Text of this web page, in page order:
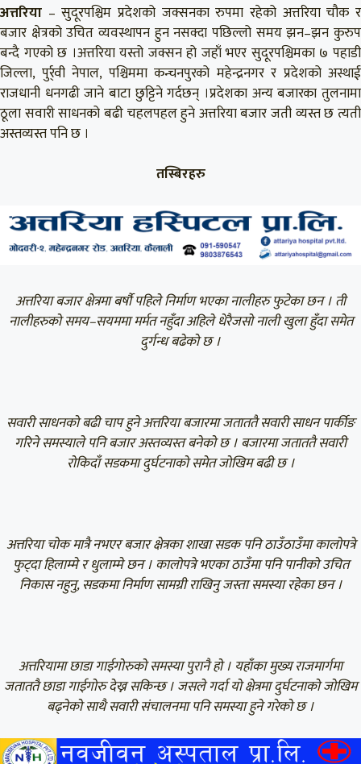
अत्तरिया – सुदूरपश्चिम प्रदेशको जक्सनका रुपमा रहेको अत्तरिया चौक र
बजार क्षेत्रको उचित व्यवस्थापन हुन नसक्दा पछिल्लो समय झन–झन कुरुप
बन्दै गएको छ ।अत्तरिया यस्तो जक्सन हो जहाँ भएर सुदूरपश्चिमका ७ पहाडी
जिल्ला, पुर्र्वी नेपाल, पश्चिममा कन्चनपुरको महेन्द्रनगर र प्रदेशको अस्थाई
राजधानी धनगढी जाने बाटा छुट्टिने गर्दछन् ।प्रदेशका अन्य बजारका तुलनामा
ठूला सवारी साधनको बढी चहलपहल हुने अत्तरिया बजार जती व्यस्त छ त्यती
अस्तव्यस्त पनि छ ।
तस्बिरहरु
अत्तरिया बजार क्षेत्रमा बर्षौ पहिले निर्माण भएका नालीहरु फुटेका छन । ती
नालीहरुको समय–सयममा मर्मत नहुँदा अहिले धेरैजसो नाली खुला हुँदा समेत
दुर्गन्ध बढेको छ ।
सवारी साधनको बढी चाप हुने अत्तरिया बजारमा जताततै सवारी साधन पार्कीङ
गरिने समस्याले पनि बजार अस्तव्यस्त बनेको छ । बजारमा जताततै सवारी
रोकिदाँ सडकमा दुर्घटनाको समेत जोखिम बढी छ ।
अत्तरिया चोक मात्रै नभएर बजार क्षेत्रका शाखा सडक पनि ठाउँठाउँमा कालोपत्रे
फुट्दा हिलाम्मे र धुलाम्मे छन । कालोपत्रे भएका ठाउँमा पनि पानीको उचित
निकास नहुनु, सडकमा निर्माण सामग्री राखिनु जस्ता समस्या रहेका छन ।
अत्तरियामा छाडा गाईगोरुको समस्या पुरानै हो । यहाँका मुख्य राजमार्गमा
जताततै छाडा गाईगोरु देख्न सकिन्छ । जसले गर्दा यो क्षेत्रमा दुर्घटनाको जोखिम
बढ्नेको साथै सवारी संचालनमा पनि समस्या हुने गरेको छ ।